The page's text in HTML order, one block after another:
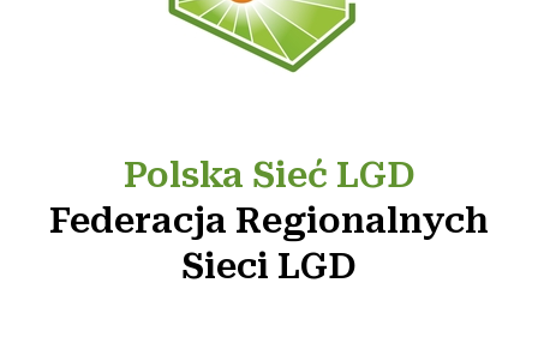
Polska Sieć LGD
Federacja Regionalnych
Sieci LGD